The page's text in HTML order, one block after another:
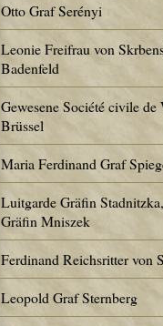
Otto Graf Serényi
Leonie Freifrau von
Badenfeld
Gewesene Société civile de
Brüssel
Maria Ferdinand Graf
Luitgarde Gräfin
Gräfin Mniszek
Ferdinand Reichsritter von
Leopold Graf Sternberg